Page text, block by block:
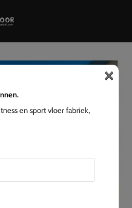
en sport vloer fabriek,
×